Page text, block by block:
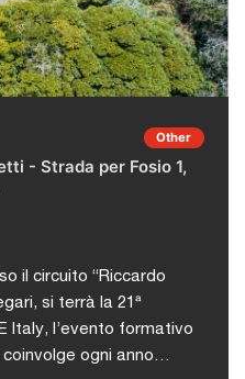
Other
- Strada per Fosio 1,
il circuito “Riccardo
si terrà la 21ª
Italy, l’evento formativo
ogni anno